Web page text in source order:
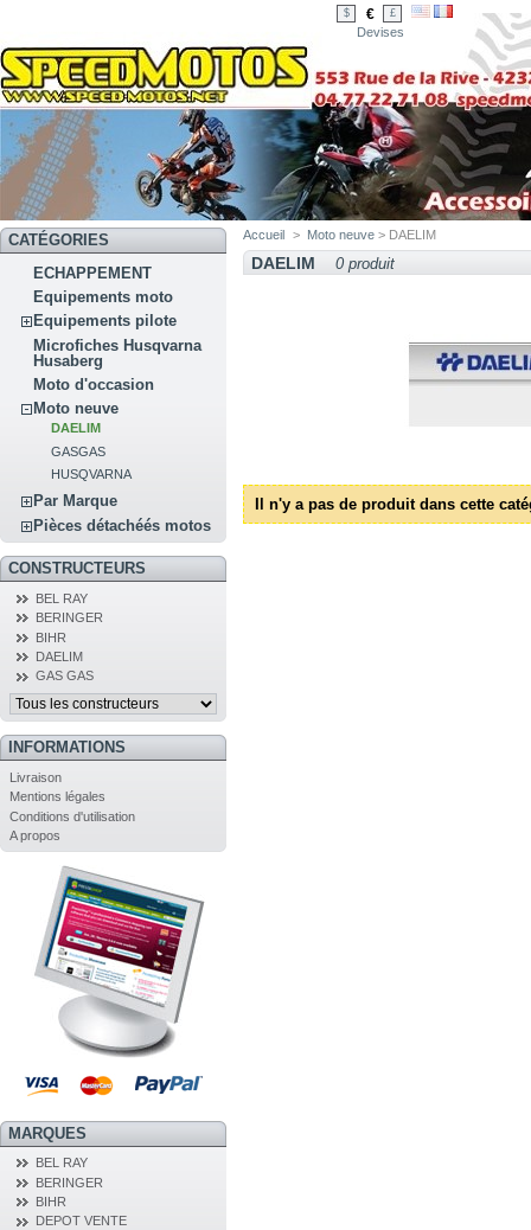
$ € £
Devises
CATÉGORIES
ECHAPPEMENT
Equipements moto
Equipements pilote
Microfiches Husqvarna
Husaberg
Moto d'occasion
Moto neuve
DAELIM
GASGAS
HUSQVARNA
Par Marque
Pièces détachéés motos
CONSTRUCTEURS
BEL RAY
BERINGER
BIHR
DAELIM
GAS GAS
INFORMATIONS
Livraison
Mentions légales
Conditions d'utilisation
A propos
MARQUES
BEL RAY
BERINGER
BIHR
DEPOT VENTE
Accueil > Moto neuve > DAELIM
DAELIM 0 produit
Il n'y a pas de produit dans cette